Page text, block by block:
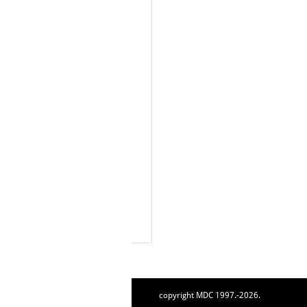
copyright MDC 1997.-2026.